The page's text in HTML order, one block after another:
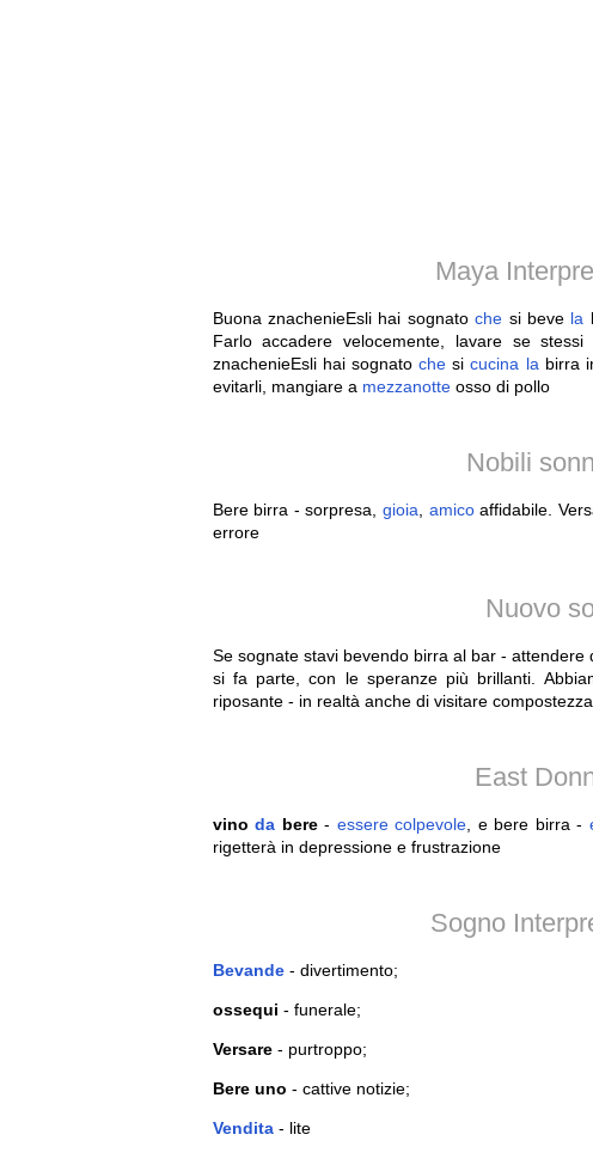
Maya
Buona znachenieEsli hai sognatoche si beve la
Farlo accadere velocemente, lavare se
znachenieEsli hai sognato che sicucina la birra
evitarli, mangiare a mezzanotteosso di pollo
Nobili
Bere birra - sorpresa,gioia amicoaffidabile.
errore
Nuovo
Se sognate stavi bevendo birra al bar - attendere
si fa parte, con le speranze più brillanti.
riposante - in realtà anche di visitare compostezza
East
vinoda bere- essere colpevole , e bere birra -
rigetterà in depressione e frustrazione
Sogno
Bevande - divertimento;
ossequi - funerale;
Versare - purtroppo;
Bere uno - cattive notizie;
Vendita - lite